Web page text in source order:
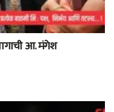
आ. मंगेश